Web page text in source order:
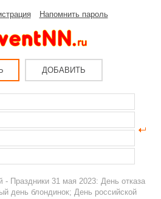
Напомнить пароль
ДОБАВИТЬ
- Праздники 31 мая 2023: День отказа
день блондинок; День российской